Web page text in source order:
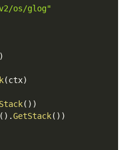
os/glog"
)
(ctx)
( ) )
) .GetStack( ) )